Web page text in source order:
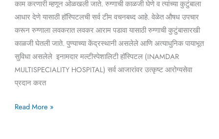
काम करणारी म्हणून ओळखली जाते. रुग्णाची काळजी घेणे व त्यांच्या कुटुंबाला
आधार देणे यासाठी हॉस्पिटलची सर्व टीम वचनबध्द आहे. वेळेत औषध उपचार
करून रुग्णाला लवकरात लवकर आराम पडावा यासाठी रुग्णाची कुटुंबासारखी
काळजी घेतली जाते. पुण्याच्या केंद्रस्थानी असलेले आणि अत्याधुनिक पायाभूत
सुविधा असलेले इनामदार मल्टीस्पेशालिटी हॉस्पिटल (INAMDAR
MULTISPECIALITY HOSPITAL) सर्व आजारांवर उत्कृष्ट आरोग्यसेवा
प्रदान करत
Read More »